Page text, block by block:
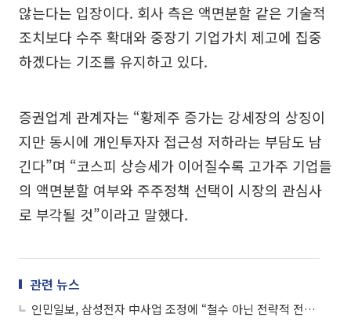
않는다는 입장이다. 회사 측은 액면분할 같은 기술적
조치보다 수주 확대와 중장기 기업가치 제고에 집중
하겠다는 기조를 유지하고 있다.
증권업계 관계자는 “황제주 증가는 강세장의 상징이
지만 동시에 개인투자자 접근성 저하라는 부담도 남
긴다”며 “코스피 상승세가 이어질수록 고가주 기업들
의 액면분할 여부와 주주정책 선택이 시장의 관심사
로 부각될 것”이라고 말했다.
관련 뉴스
인민일보, 삼성전자 中사업 조정에 “철수 아닌 전략적 전환”